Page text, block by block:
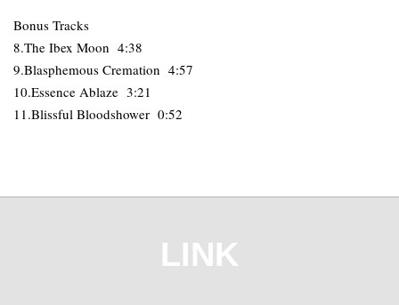
Bonus Tracks
8.The Ibex Moon 4:38
9.Blasphemous Cremation 4:57
10.Essence Ablaze 3:21
11.Blissful Bloodshower 0:52
LINK